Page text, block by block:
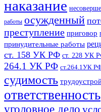
наказание
работы осужденный
преступление приговор
принудительные работы
ст. 158 УК РФ ст. 228 УК
264.1 УК РФ ст.264.1УК
судимость
ответственность
уголовное дело